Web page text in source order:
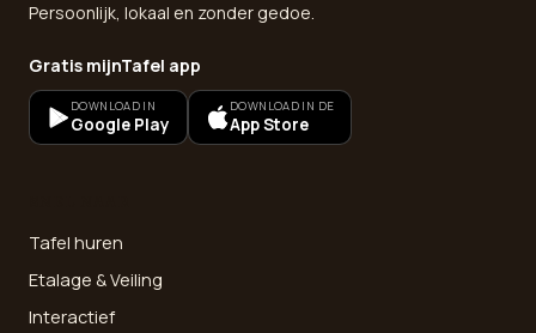
Persoonlijk, lokaal en zonder gedoe.
Gratis mijnTafel app
DOWNLOAD IN
Google Play
DOWNLOAD IN DE
App Store
Tafel huren
Etalage & Veiling
Interactief